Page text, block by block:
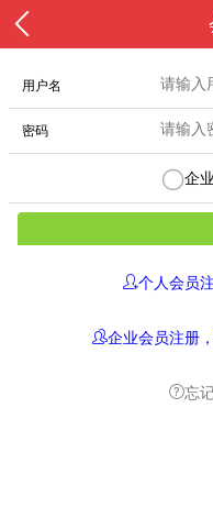
用户名
密码
企业
个人会员
企业会员注册
忘